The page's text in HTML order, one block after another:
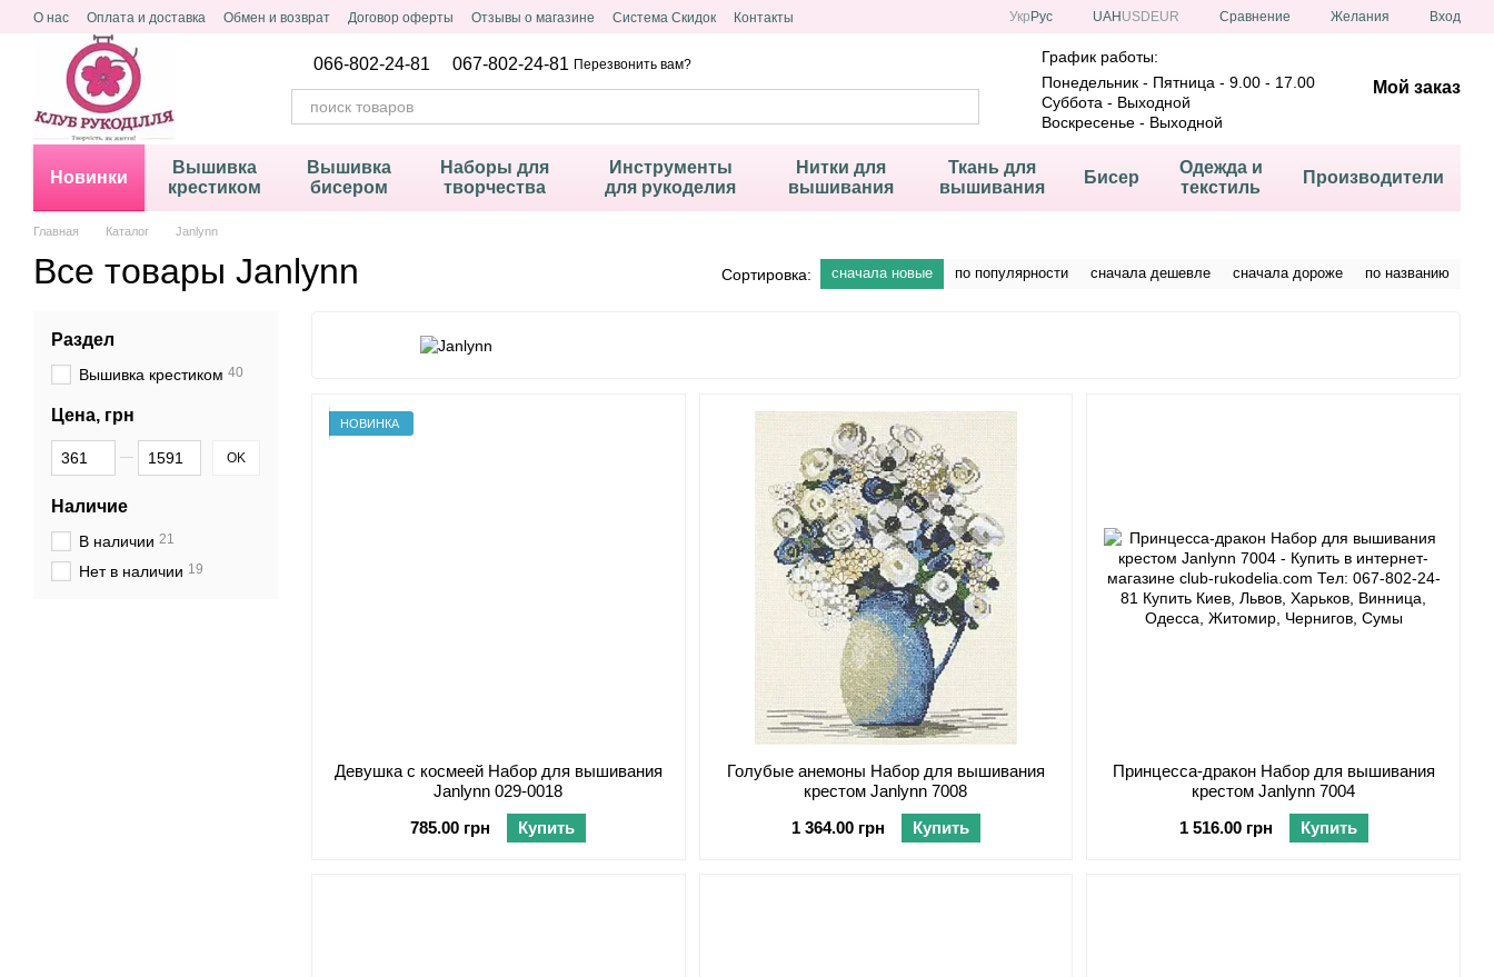
Перейти к основному контенту
О нас Оплата и доставка Обмен и возврат Договор оферты Отзывы о магазине Система Скидок
Контакты
Политика конфиденциальности
Укр Рус UAH USD EUR Сравнение Желания Вход
066-802-24-81 067-802-24-81 Перезвонить вам?
График работы:
Понедельник - Пятница - 9.00 - 17.00
Суббота - Выходной
Воскресенье - Выходной
Мой заказ
Новинки
Вышивка
крестиком
Вышивка
бисером
Наборы для
творчества
Инструменты
для рукоделия
Нитки для
вышивания
Ткань для
вышивания
Бисер
Одежда и
текстиль
Производители
Главная Каталог Janlynn
Все товары Janlynn Сортировка: сначала новые по популярности сначала дешевле сначала дороже по названию
НОВИНКА
Девушка с космеей Набор для вышивания
Janlynn 029-0018
785.00 грн
Купить
Голубые анемоны Набор для вышивания
крестом Janlynn 7008
1 364.00 грн
Купить
Принцесса-дракон Набор для вышивания
крестом Janlynn 7004
1 516.00 грн
Купить
Раздел
Вышивка крестиком 40
Цена, грн
От Цена, грн
До Цена, грн OK
Наличие
В наличии 21
Нет в наличии 19